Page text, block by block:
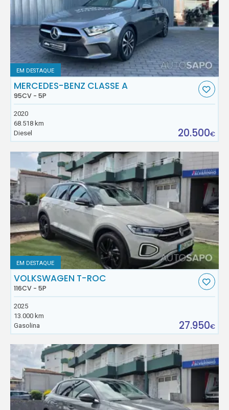
EM DESTAQUE
MERCEDES-BENZ CLASSE A
95CV - 5P
2020
68.518 km
Diesel
20.500€
EM DESTAQUE
VOLKSWAGEN T-ROC
116CV - 5P
2025
13.000 km
Gasolina
27.950€